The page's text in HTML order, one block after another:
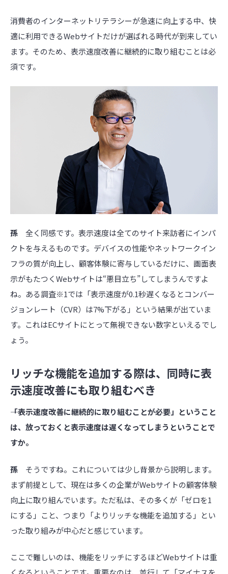
消費者のインターネットリテラシーが急速に向上する中、快
適に利用できるWebサイトだけが選ばれる時代が到来してい
ます。そのため、表示速度改善に継続的に取り組むことは必
須です。
孫 全く同感です。表示速度は全てのサイト来訪者にインパ
クトを与えるものです。デバイスの性能やネットワークイン
フラの質が向上し、顧客体験に寄与しているだけに、画面表
示がもたつくWebサイトは“悪目立ち”してしまうんですよ
ね。ある調査※1では「表示速度が0.1秒遅くなるとコンバー
ジョンレート（CVR）は7%下がる」という結果が出ていま
す。これはECサイトにとって無視できない数字といえるでし
ょう。
リッチな機能を追加する際は、同時に表
示速度改善にも取り組むべき
――「表示速度改善に継続的に取り組むことが必要」ということ
は、放っておくと表示速度は遅くなってしまうということで
すか。
孫 そうですね。これについては少し背景から説明します。
まず前提として、現在は多くの企業がWebサイトの顧客体験
向上に取り組んでいます。ただ私は、その多くが「ゼロを1
にする」こと、つまり「よりリッチな機能を追加する」とい
った取り組みが中心だと感じています。
ここで難しいのは、機能をリッチにするほどWebサイトは重